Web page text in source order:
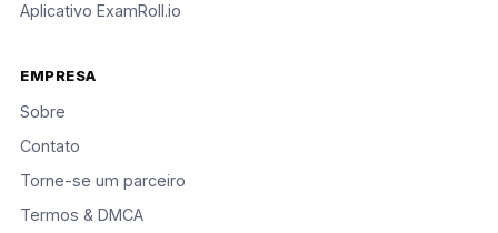
Aplicativo ExamRoll.io
EMPRESA
Sobre
Contato
Torne-se um parceiro
Termos & DMCA